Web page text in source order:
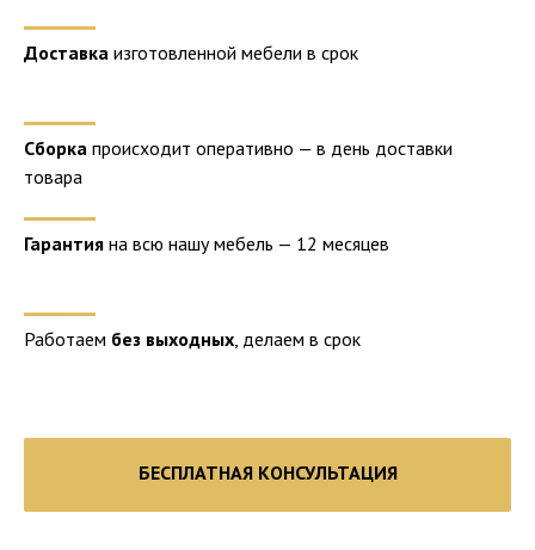
Доставка изготовленной мебели в срок
Сборка происходит оперативно — в день доставки
товара
Гарантия на всю нашу мебель — 12 месяцев
Работаем без выходных, делаем в срок
БЕСПЛАТНАЯ КОНСУЛЬТАЦИЯ